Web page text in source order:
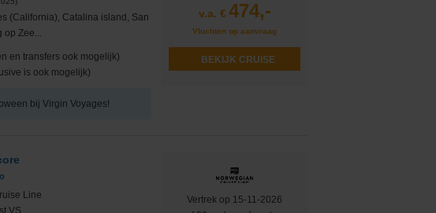
(California), Catalina island, San
op Zee...
en transfers ook mogelijk)
is ook mogelijk)
bij Virgin Voyages!
v.a. € 474,-
Vluchten op aanvraag
BEKIJK CRUISE
Line
VS
Vertrek op 15-11-2026